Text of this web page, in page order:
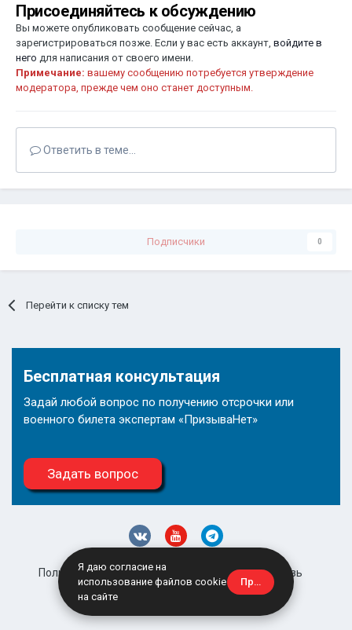
Присоединяйтесь к обсуждению
Вы можете опубликовать сообщение сейчас, а
зарегистрироваться позже. Если у вас есть аккаунт, войдите в
него для написания от своего имени.
Примечание: вашему сообщению потребуется утверждение
модератора, прежде чем оно станет доступным.
Ответить в теме...
Подписчики 0
Перейти к списку тем
Бесплатная консультация
Задай любой вопрос по получению отсрочки или
военного билета экспертам «ПризываНет»
Задать вопрос
Политика конфиденциальности
Обратная связь
site@prizyvanet.ru
Я даю согласие на
использование файлов cookie
на сайте
Принять